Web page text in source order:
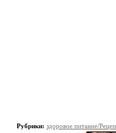
Рубрики: здоровое питание/